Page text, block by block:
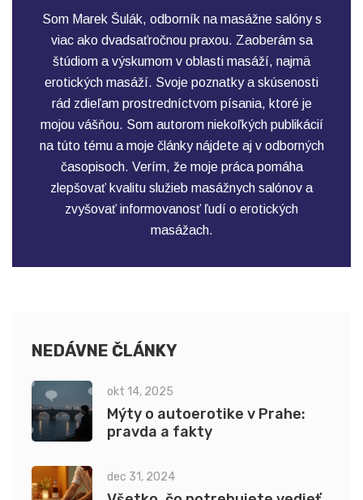
Som Marek Šulák, odborník na masážne salóny s
viac ako dvadsaťročnou praxou. Zaoberám sa
štúdiom a výskumom v oblasti masáží, najmä
erotických masáží. Svoje poznatky a skúsenosti
rád zdieľam prostredníctvom písania, ktoré je
mojou vášňou. Som autorom niekoľkých publikácií
na túto tému a moje články nájdete aj v odborných
časopisoch. Verím, že moje práca pomáha
zlepšovať kvalitu služieb masážnych salónov a
zvyšovať informovanosť ľudí o erotických
masážach.
NEDÁVNE ČLÁNKY
okt 14, 2025
Mýty o autoerotike v Prahe:
pravda a fakty
dec 31, 2024